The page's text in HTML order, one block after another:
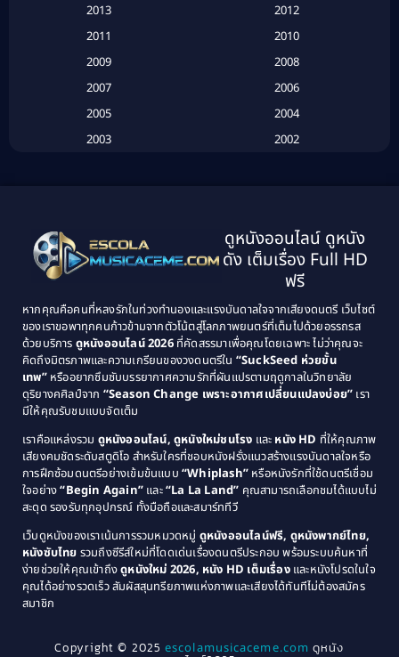
(134)
Classic หนังคลาสสิก(21)
Classic หนังคลาสสิก(25)
Comedy ตลก(46)
Comedy ตลก(515)
Coming of Age ก้าวพ้นวัย(1)
Coming-of-Age(3)
Community(1)
Crime อาชญากรรม(78)
2013
2012
2011
2010
2009
2008
2007
2006
2005
2004
2003
2002
1995
1994
1993
1992
1989
1988
1987
1986
1985
1984
1983
1982
1979
1978
1976
1975
1974
1971
1970
1969
1968
1964
1963
ดูหนังออนไลน์ ดูหนัง
ดัง เต็มเรื่อง Full HD
ฟรี
หากคุณคือคนที่หลงรักในท่วงทำนองและแรงบันดาลใจจากเสียงดนตรี เว็บไซต์
ของเราขอพาทุกคนก้าวข้ามจากตัวโน้ตสู่โลกภาพยนตร์ที่เต็มไปด้วยอรรถรส
ด้วยบริการ ดูหนังออนไลน์ 2026ที่คัดสรรมาเพื่อคุณโดยเฉพาะ ไม่ว่าคุณจะ
คิดถึงมิตรภาพและความเกรียนของวงดนตรีใน “SuckSeed ห่วยขั้น
เทพ”หรืออยากซึมซับบรรยากาศความรักที่ผันแปรตามฤดูกาลในวิทยาลัย
ดุริยางคศิลป์จาก “Season Change เพราะอากาศเปลี่ยนแปลงบ่อย” เรา
มีให้คุณรับชมแบบจัดเต็ม
เราคือแหล่งรวม ดูหนังออนไลน์, ดูหนังใหม่ชนโรง และ หนัง HD ที่ให้คุณภาพ
เสียงคมชัดระดับสตูดิโอ สำหรับใครที่ชอบหนังฝรั่งแนวสร้างแรงบันดาลใจหรือ
การฝึกซ้อมดนตรีอย่างเข้มข้นแบบ “Whiplash” หรือหนังรักที่ใช้ดนตรีเชื่อม
ใจอย่าง“Begin Again” และ“La La Land” คุณสามารถเลือกชมได้แบบไม่
สะดุด รองรับทุกอุปกรณ์ ทั้งมือถือและสมาร์ททีวี
เว็บดูหนังของเราเน้นการรวมหมวดหมู่ ดูหนังออนไลน์ฟรี, ดูหนังพากย์ไทย,
หนังซับไทย รวมถึงซีรีส์ใหม่ที่โดดเด่นเรื่องดนตรีประกอบ พร้อมระบบค้นหาที่
ง่ายช่วยให้คุณเข้าถึงดูหนังใหม่ 2026, หนัง HD เต็มเรื่องและหนังโปรดในใจ
คุณได้อย่างรวดเร็ว สัมผัสสุนทรียภาพแห่งภาพและเสียงได้ทันทีไม่ต้องสมัคร
สมาชิก
Copyright © 2025escolamusicaceme.com ดูหนัง